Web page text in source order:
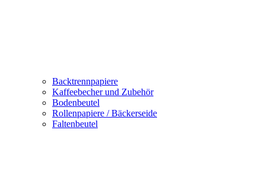
Backtrennpapiere
Kaffeebecher und Zubehör
Bodenbeutel
Rollenpapiere / Bäckerseide
Faltenbeutel